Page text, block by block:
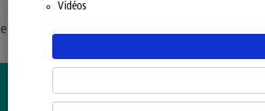
Vidéos
d’utilisation des Cookies